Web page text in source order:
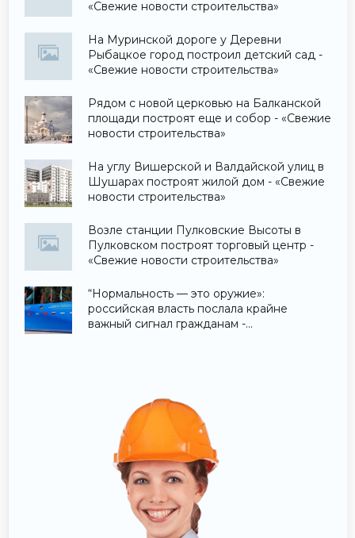
«Свежие новости строительства»
На Муринской дороге у Деревни
Рыбацкое город построил детский сад -
«Свежие новости строительства»
Рядом с новой церковью на Балканской
площади построят еще и собор - «Свежие
новости строительства»
На углу Вишерской и Валдайской улиц в
Шушарах построят жилой дом - «Свежие
новости строительства»
Возле станции Пулковские Высоты в
Пулковском построят торговый центр -
«Свежие новости строительства»
“Нормальность — это оружие»:
российская власть послала крайне
важный сигнал гражданам -